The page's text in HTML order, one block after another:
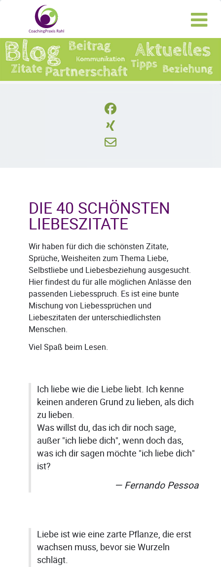
DIE 40 SCHÖNSTEN
LIEBESZITATE
Wir haben für dich die schönsten Zitate,
Sprüche, Weisheiten zum Thema Liebe,
Selbstliebe und Liebesbeziehung ausgesucht.
Hier findest du für alle möglichen Anlässe den
passenden Liebesspruch. Es ist eine bunte
Mischung von Liebessprüchen und
Liebeszitaten der unterschiedlichsten
Menschen.
Viel Spaß beim Lesen.
Ich liebe wie die Liebe liebt. Ich kenne
keinen anderen Grund zu lieben, als dich
zu lieben.
Was willst du, das ich dir noch sage,
außer "ich liebe dich", wenn doch das,
was ich dir sagen möchte "ich liebe dich"
ist?
Fernando Pessoa
Liebe ist wie eine zarte Pflanze, die erst
wachsen muss, bevor sie Wurzeln
schlägt.